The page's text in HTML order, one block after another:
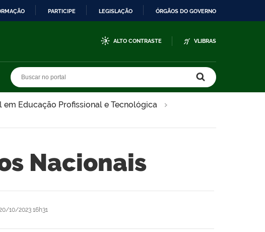
PARTICIPE LEGISLAÇÃO ÓRGÃOS DO GOVERNO
ALTO CONTRASTE VLIBRAS
em Educação Profissional e Tecnológica
Nacionais
10/2023 16h31